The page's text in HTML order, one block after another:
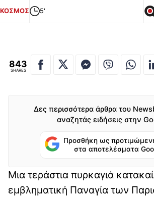
ΚΟΣΜΟΣ 5'
843
SHARES
Δες περισσότερα άρθρα του
αναζητάς ειδήσεις στην
Προσθήκη ως
στα αποτελέσματα
Μια τεράστια πυρκαγιά
εμβληματική Παναγία των